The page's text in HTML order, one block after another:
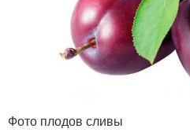
Фото плодов сливы